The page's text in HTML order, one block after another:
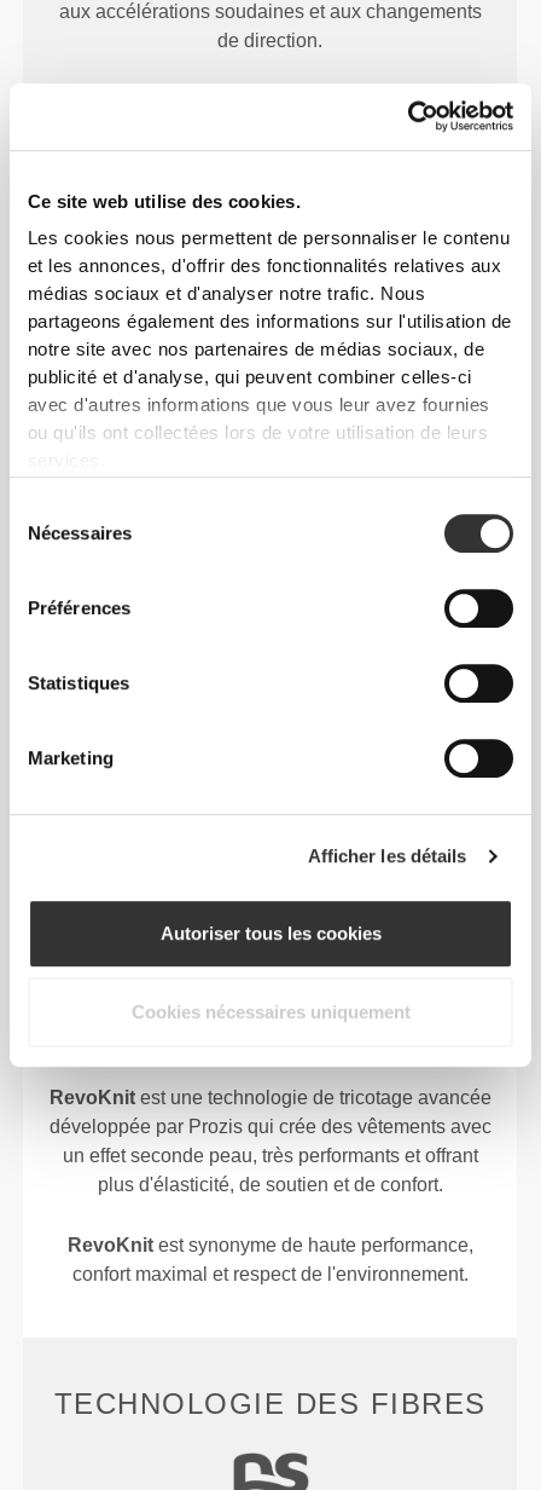
Ce site web utilise des cookies.
Les cookies nous permettent de personnaliser le contenu
et les annonces, d'offrir des fonctionnalités relatives aux
médias sociaux et d'analyser notre trafic. Nous
partageons également des informations sur l'utilisation de
notre site avec nos partenaires de médias sociaux, de
publicité et d'analyse, qui peuvent combiner celles-ci
avec d'autres informations que vous leur avez fournies
ou qu'ils ont collectées lors de votre utilisation de leurs
services.
Nécessaires
Préférences
Statistiques
Marketing
Afficher les détails
Autoriser tous les cookies
Cookies nécessaires uniquement
aux accélérations soudaines et aux changements
de direction.
TECHNOLOGIE
RÉVOLUTIONNAIRE
Vêtement conçu avec des zones de ventilation et de
maintien à des endroits stratégiques pour t'apporter
plus de fraîcheur et de confort pendant
l'entraînement.
PLUS QUE
CE QUE L'ON
Nos vêtements sont fabriqués dans un tissu à
confort pendant ton entraînement ou ta course.
CONÇU AVEC LA
TECHNOLOGIEREVOKNIT
RevoKnitest une technologie de tricotage avancée
développée par Prozis qui crée des vêtements avec
un effet seconde peau, très performants et offrant
plus d'élasticité, de soutien et de confort.
RevoKnitest synonyme de haute performance,
confort maximal et respect de l'environnement.
TECHNOLOGIE DES FIBRES